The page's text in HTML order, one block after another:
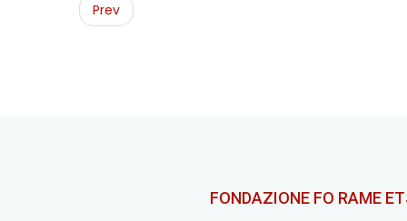
navigation
Prev
FONDAZIONE FO RAME